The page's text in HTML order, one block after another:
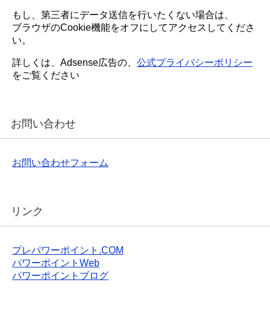
もし、第三者にデータ送信を行いたくない場合は、
ブラウザのCookie機能をオフにしてアクセスしてくださ
い。
詳しくは、Adsense広告の、 公式プライバシーポリシー
をご覧ください
お問い合わせ
お問い合わせフォーム
リンク
プレパワーポイント.COM
パワーポイントWeb
パワーポイントブログ